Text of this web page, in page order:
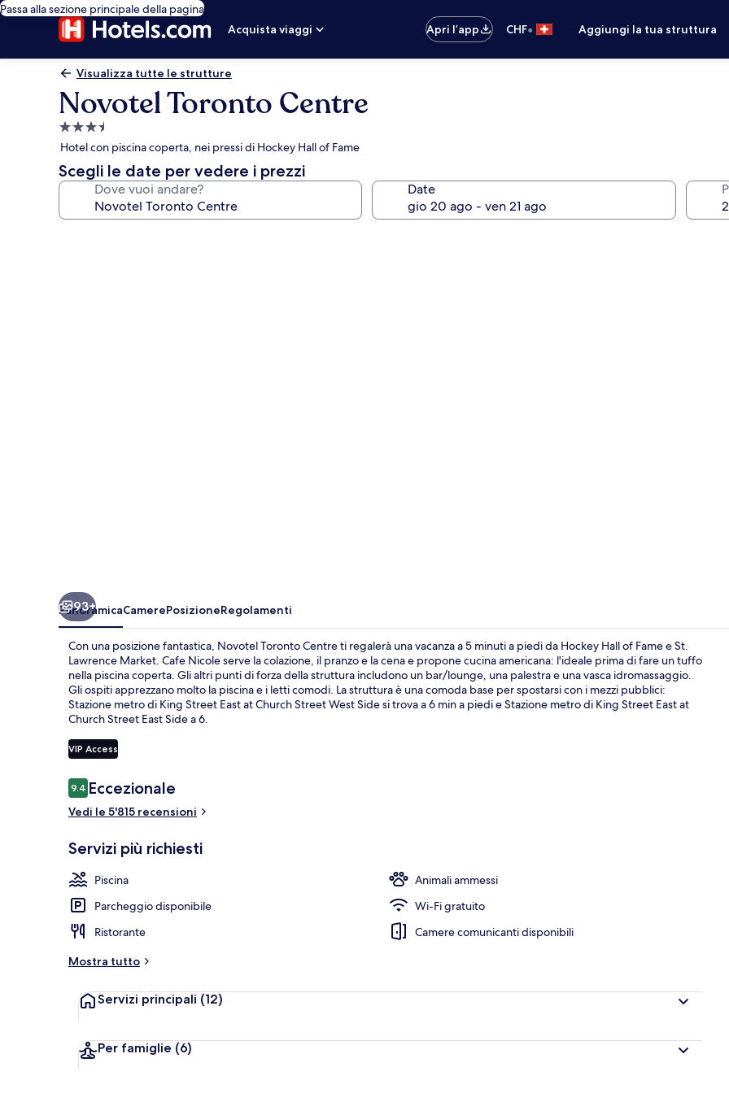
Passa alla sezione principale della pagina
Acquista viaggi
Apri l’app CHF• Aggiungi la tua struttura
Visualizza tutte le strutture
Novotel Toronto Centre
Struttura
a
3.5
stelle
Hotel con piscina coperta, nei pressi di Hockey Hall of Fame
Scegli le date per vedere i prezzi
Dove vuoi andare? Date
93+
PanoramicaCamerePosizioneRegolamenti
Con una posizione fantastica, Novotel Toronto Centre ti regalerà una vacanza a 5 minuti a piedi da Hockey Hall of Fame e St.
Lawrence Market. Cafe Nicole serve la colazione, il pranzo e la cena e propone cucina americana: l'ideale prima di fare un tuffo
nella piscina coperta. Gli altri punti di forza della struttura includono un bar/lounge, una palestra e una vasca idromassaggio.
Gli ospiti apprezzano molto la piscina e i letti comodi. La struttura è una comoda base per spostarsi con i mezzi pubblici:
Stazione metro di King Street East at Church Street West Side si trova a 6 min a piedi e Stazione metro di King Street East at
Church Street East Side a 6.
VIP Access
Recensioni
9.49.4 su 10
Eccezionale
Vedi le 5'815 recensioni
Servizi più richiesti
Piscina
Animali ammessi
Parcheggio disponibile
Wi-Fi gratuito
Ristorante
Camere comunicanti disponibili
Mostra tutto
Servizi principali (12)
Per famiglie (6)